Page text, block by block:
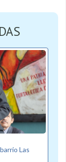
Las